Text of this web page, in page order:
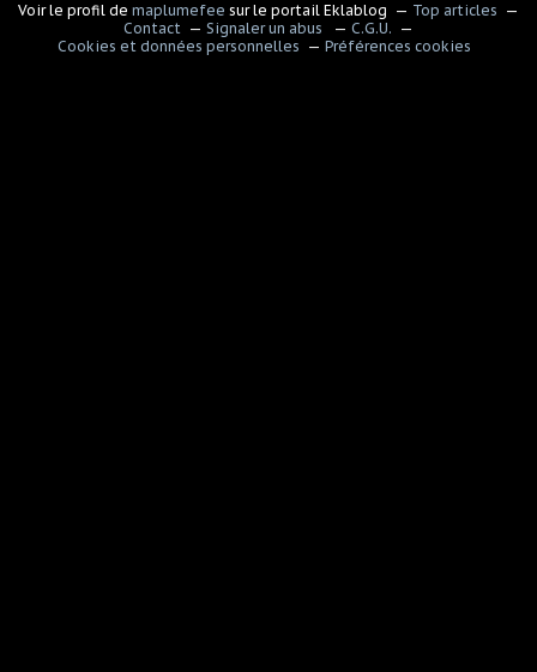
Voir le profil de maplumefee sur le portail Eklablog
Top articles
Contact
Signaler un abus
C.G.U.
Cookies et données personnelles
Préférences cookies